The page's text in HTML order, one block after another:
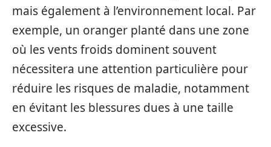
mais également à l’environnement local. Par
exemple, un oranger planté dans une zone
où les vents froids dominent souvent
nécessitera une attention particulière pour
réduire les risques de maladie, notamment
en évitant les blessures dues à une taille
excessive.